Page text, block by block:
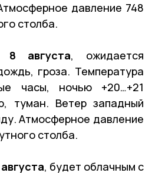
давление 748
столба.
8 августа, ожидается
гроза. Температура
часы, ночью +20…+21
туман. Ветер западный
Атмосферное давление
столба.
, будет облачным с